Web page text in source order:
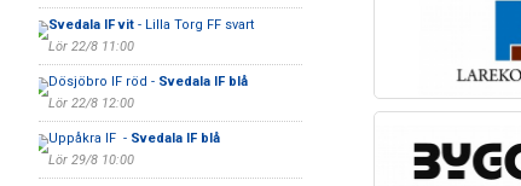
Svedala IF vit- Lilla Torg FF svart
Lör 22/8 11:00
Dösjöbro IF röd - Svedala IF blå
Lör 22/8 12:00
Uppåkra IF - Svedala IF blå
Lör 29/8 10:00